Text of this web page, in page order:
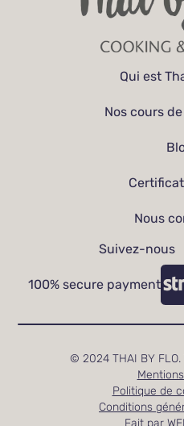
Qui est
Nos cours
Nous
Suivez-nous
100% secure payment
© 2024 THAI BY
Politique de
Conditions